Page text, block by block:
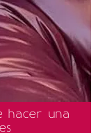
hacer una